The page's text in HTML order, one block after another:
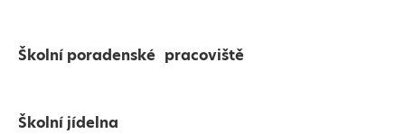
Školní poradenské pracoviště
Školní jídelna